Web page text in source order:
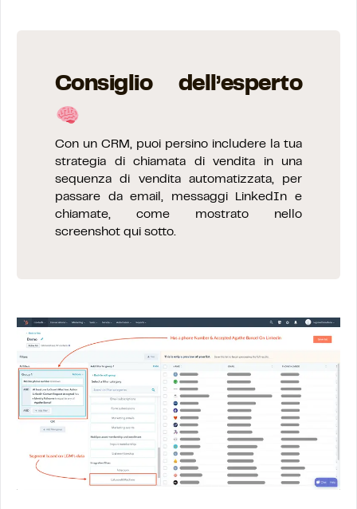
Consiglio dell’esperto
Con un CRM, puoi persino includere la tua
strategia di chiamata di vendita in una
sequenza di vendita automatizzata, per
passare da email, messaggi LinkedIn e
chiamate, come mostrato nello
screenshot qui sotto.